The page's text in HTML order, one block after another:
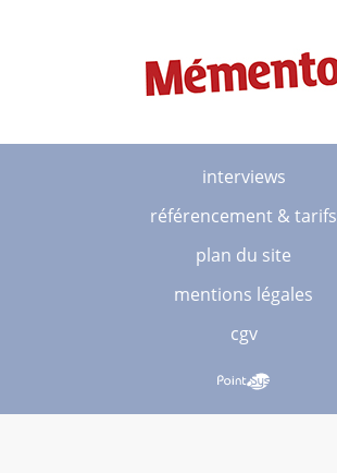
interviews
référencement & tarifs
plan du site
mentions légales
cgv